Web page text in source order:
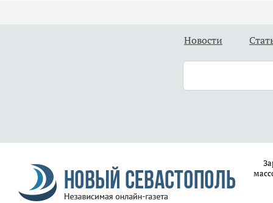
Новости